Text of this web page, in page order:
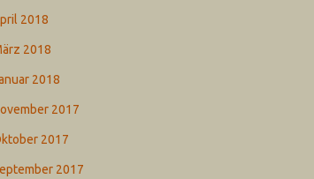
2018
2018
2018
2017
2017
2017